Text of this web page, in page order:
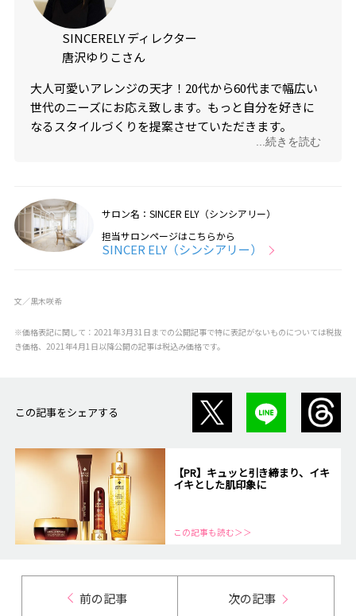
SINCERELY ディレクター
唐沢ゆりこさん
大人可愛いアレンジの天才！20代から60代まで幅広い
世代のニーズにお応え致します。もっと自分を好きに
なるスタイルづくりを提案させていただきます。
...続きを読む
サロン名：SINCER ELY（シンシアリー）
担当サロンページはこちらから
SINCER ELY（シンシアリー）
文／黒木咲希
※価格表記に関して：2021年3月31日までの公開記事で特に表記がないものについては税抜
き価格、2021年4月1日以降公開の記事は税込み価格です。
この記事をシェアする
【PR】キュッと引き締まり、イキ
イキとした肌印象に
この記事も読む＞＞
前の記事 次の記事